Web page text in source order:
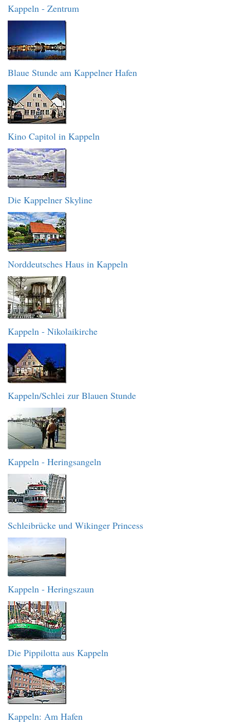
Kappeln - Zentrum
Blaue Stunde am Kappelner Hafen
Kino Capitol in Kappeln
Die Kappelner Skyline
Norddeutsches Haus in Kappeln
Kappeln - Nikolaikirche
Kappeln/Schlei zur Blauen Stunde
Kappeln - Heringsangeln
Schleibrücke und Wikinger Princess
Kappeln - Heringszaun
Die Pippilotta aus Kappeln
Kappeln: Am Hafen